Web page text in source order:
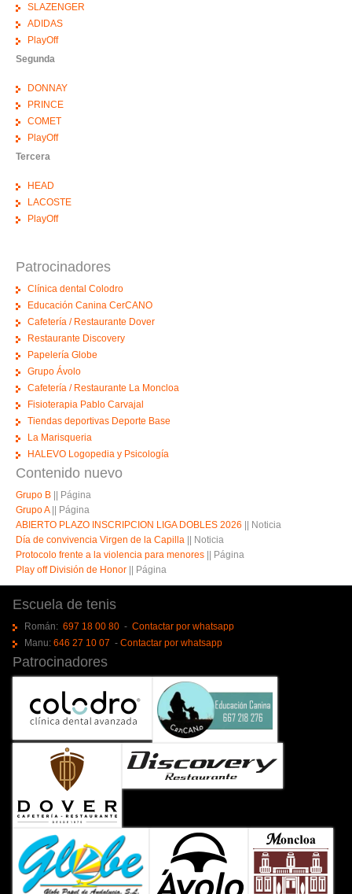
SLAZENGER
ADIDAS
PlayOff
Segunda
DONNAY
PRINCE
COMET
PlayOff
Tercera
HEAD
LACOSTE
PlayOff
Patrocinadores
Clínica dental Colodro
Educación Canina CerCANO
Cafetería / Restaurante Dover
Restaurante Discovery
Papelería Globe
Grupo Ávolo
Cafetería / Restaurante La Moncloa
Fisioterapia Pablo Carvajal
Tiendas deportivas Deporte Base
La Marisqueria
HALEVO Logopedia y Psicología
Contenido nuevo
Grupo B
Página
Grupo A
Página
ABIERTO PLAZO INSCRIPCION LIGA DOBLES 2026
Noticia
Día de convivencia Virgen de la Capilla
Noticia
Protocolo frente a la violencia para menores
Página
Play off División de Honor
Página
Escuela de tenis
Román: 697 18 00 80- Contactar por whatsapp
Manu: 646 27 10 07 - Contactar por whatsapp
Patrocinadores